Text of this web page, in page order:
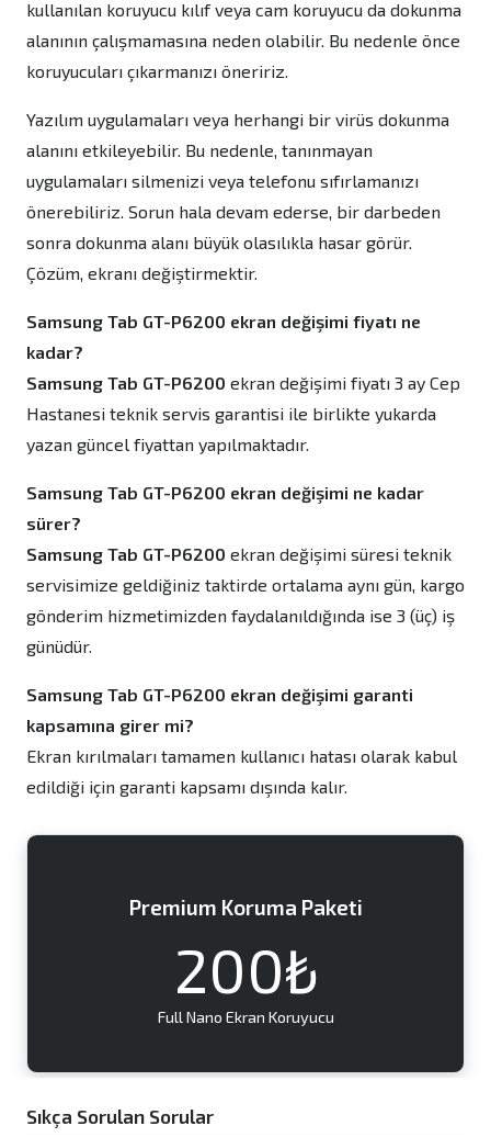
kullanılan koruyucu kılıf veya cam koruyucu da dokunma
alanının çalışmamasına neden olabilir. Bu nedenle önce
koruyucuları çıkarmanızı öneririz.
Yazılım uygulamaları veya herhangi bir virüs dokunma
alanını etkileyebilir. Bu nedenle, tanınmayan
uygulamaları silmenizi veya telefonu sıfırlamanızı
önerebiliriz. Sorun hala devam ederse, bir darbeden
sonra dokunma alanı büyük olasılıkla hasar görür.
Çözüm, ekranı değiştirmektir.
Samsung Tab GT-P6200 ekran değişimi fiyatı ne
kadar?
Samsung Tab GT-P6200 ekran değişimi fiyatı 3 ay Cep
Hastanesi teknik servis garantisi ile birlikte yukarda
yazan güncel fiyattan yapılmaktadır.
Samsung Tab GT-P6200 ekran değişimi ne kadar
sürer?
Samsung Tab GT-P6200 ekran değişimi süresi teknik
servisimize geldiğiniz taktirde ortalama aynı gün, kargo
gönderim hizmetimizden faydalanıldığında ise 3 (üç) iş
günüdür.
Samsung Tab GT-P6200 ekran değişimi garanti
kapsamına girer mi?
Ekran kırılmaları tamamen kullanıcı hatası olarak kabul
edildiği için garanti kapsamı dışında kalır.
Premium Koruma Paketi
200₺
Full Nano Ekran Koruyucu
Sıkça Sorulan Sorular